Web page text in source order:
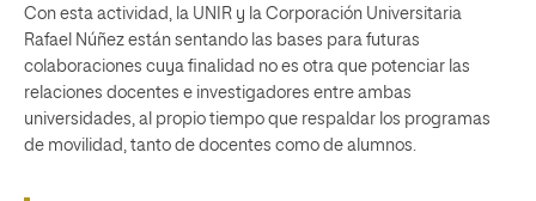
Con esta actividad, la UNIR y la Corporación Universitaria
Rafael Núñez están sentando las bases para futuras
colaboraciones cuya finalidad no es otra que potenciar las
relaciones docentes e investigadores entre ambas
universidades, al propio tiempo que respaldar los programas
de movilidad, tanto de docentes como de alumnos.